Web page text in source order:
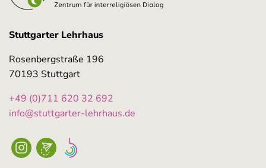
Stuttgarter Lehrhaus
Rosenbergstraße 196
70193 Stuttgart
+49 (0)711 620 32 692
info@stuttgarter-lehrhaus.de